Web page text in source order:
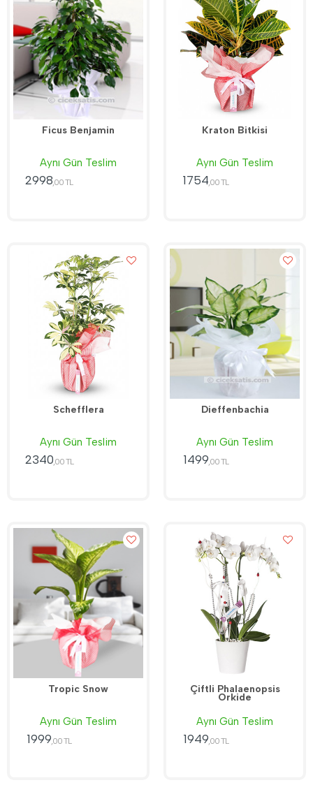
Ficus Benjamin
Aynı Gün Teslim
2998,00 TL
Kraton Bitkisi
Aynı Gün Teslim
1754,00 TL
Schefflera
Aynı Gün Teslim
2340,00 TL
Dieffenbachia
Aynı Gün Teslim
1499,00 TL
Tropic Snow
Aynı Gün Teslim
1999,00 TL
Çiftli Phalaenopsis
Orkide
Aynı Gün Teslim
1949,00 TL